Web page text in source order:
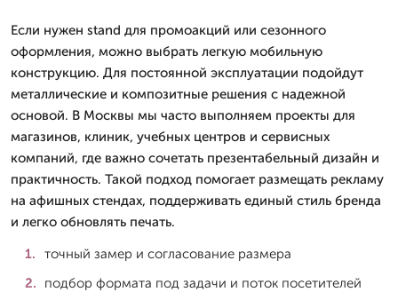
Если нужен stand для промоакций или сезонного
оформления, можно выбрать легкую мобильную
конструкцию. Для постоянной эксплуатации подойдут
металлические и композитные решения с надежной
основой. В Москвы мы часто выполняем проекты для
магазинов, клиник, учебных центров и сервисных
компаний, где важно сочетать презентабельный дизайн и
практичность. Такой подход помогает размещать рекламу
на афишных стендах, поддерживать единый стиль бренда
и легко обновлять печать.
точный замер и согласование размера
подбор формата под задачи и поток посетителей